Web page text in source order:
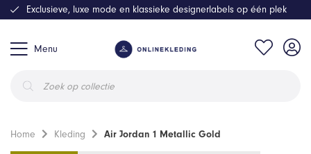
Menu
zoeken
Exclusieve, luxe mode en klassieke designerlabels op één plek
Home Kleding Air Jordan 1 Metallic Gold